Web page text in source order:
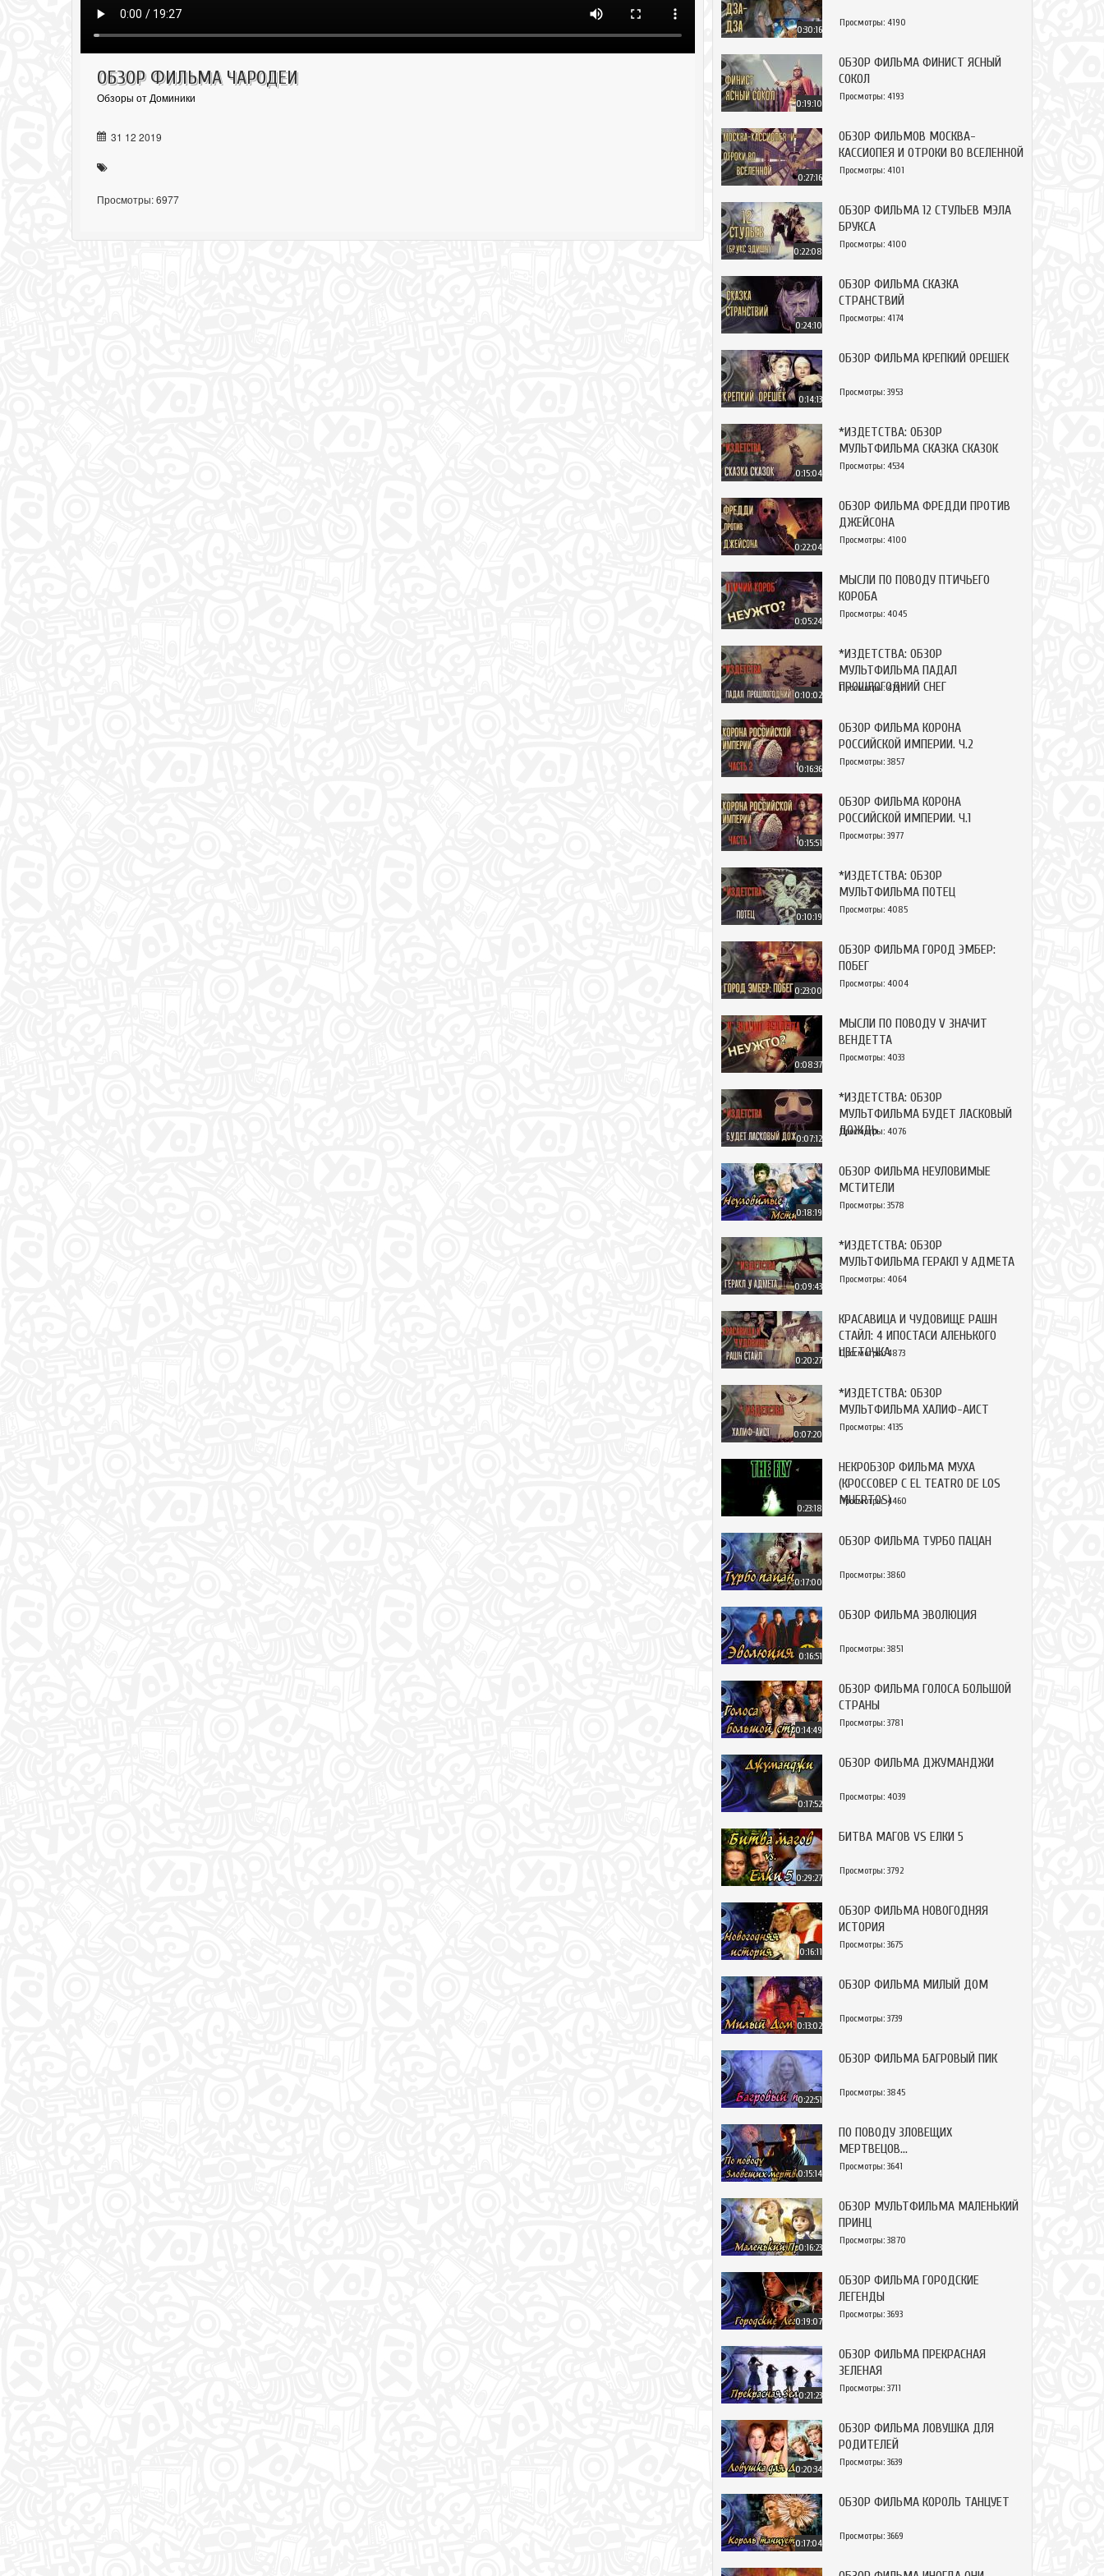
ОБЗОР ФИЛЬМА ЧАРОДЕИ
Обзоры от Доминики
31 12 2019
Просмотры: 6977
Просмотры: 4190
0:30:16
ОБЗОР ФИЛЬМА ФИНИСТ ЯСНЫЙ
СОКОЛ
Просмотры: 4193
0:19:10
ОБЗОР ФИЛЬМОВ МОСКВА-
КАССИОПЕЯ И ОТРОКИ ВО ВСЕЛЕННОЙ
Просмотры: 4101
0:27:16
ОБЗОР ФИЛЬМА 12 СТУЛЬЕВ МЭЛА
БРУКСА
Просмотры: 4100
0:22:08
ОБЗОР ФИЛЬМА СКАЗКА
СТРАНСТВИЙ
Просмотры: 4174
0:24:10
ОБЗОР ФИЛЬМА КРЕПКИЙ ОРЕШЕК
Просмотры: 3953
0:14:13
*ИЗДЕТСТВА: ОБЗОР
МУЛЬТФИЛЬМА СКАЗКА СКАЗОК
Просмотры: 4534
0:15:04
ОБЗОР ФИЛЬМА ФРЕДДИ ПРОТИВ
ДЖЕЙСОНА
Просмотры: 4100
0:22:04
МЫСЛИ ПО ПОВОДУ ПТИЧЬЕГО
КОРОБА
Просмотры: 4045
0:05:24
*ИЗДЕТСТВА: ОБЗОР
МУЛЬТФИЛЬМА ПАДАЛ
ПРОШЛОГОДНИЙ СНЕГ
Просмотры: 4197
0:10:02
ОБЗОР ФИЛЬМА КОРОНА
РОССИЙСКОЙ ИМПЕРИИ. Ч.2
Просмотры: 3857
0:16:36
ОБЗОР ФИЛЬМА КОРОНА
РОССИЙСКОЙ ИМПЕРИИ. Ч.1
Просмотры: 3977
0:15:51
*ИЗДЕТСТВА: ОБЗОР
МУЛЬТФИЛЬМА ПОТЕЦ
Просмотры: 4085
0:10:19
ОБЗОР ФИЛЬМА ГОРОД ЭМБЕР:
ПОБЕГ
Просмотры: 4004
0:23:00
МЫСЛИ ПО ПОВОДУ V ЗНАЧИТ
ВЕНДЕТТА
Просмотры: 4033
0:08:37
*ИЗДЕТСТВА: ОБЗОР
МУЛЬТФИЛЬМА БУДЕТ ЛАСКОВЫЙ
ДОЖДЬ
Просмотры: 4076
0:07:12
ОБЗОР ФИЛЬМА НЕУЛОВИМЫЕ
МСТИТЕЛИ
Просмотры: 3578
0:18:19
*ИЗДЕТСТВА: ОБЗОР
МУЛЬТФИЛЬМА ГЕРАКЛ У АДМЕТА
Просмотры: 4064
0:09:43
КРАСАВИЦА И ЧУДОВИЩЕ РАШН
СТАЙЛ: 4 ИПОСТАСИ АЛЕНЬКОГО
ЦВЕТОЧКА
Просмотры: 4873
0:20:27
*ИЗДЕТСТВА: ОБЗОР
МУЛЬТФИЛЬМА ХАЛИФ-АИСТ
Просмотры: 4135
0:07:20
НЕКРОБЗОР ФИЛЬМА МУХА
(КРОССОВЕР С EL TEATRO DE LOS
MUERTOS)
Просмотры: 4460
0:23:18
ОБЗОР ФИЛЬМА ТУРБО ПАЦАН
Просмотры: 3860
0:17:00
ОБЗОР ФИЛЬМА ЭВОЛЮЦИЯ
Просмотры: 3851
0:16:51
ОБЗОР ФИЛЬМА ГОЛОСА БОЛЬШОЙ
СТРАНЫ
Просмотры: 3781
0:14:49
ОБЗОР ФИЛЬМА ДЖУМАНДЖИ
Просмотры: 4039
0:17:52
БИТВА МАГОВ VS ЕЛКИ 5
Просмотры: 3792
0:29:27
ОБЗОР ФИЛЬМА НОВОГОДНЯЯ
ИСТОРИЯ
Просмотры: 3675
0:16:11
ОБЗОР ФИЛЬМА МИЛЫЙ ДОМ
Просмотры: 3739
0:13:02
ОБЗОР ФИЛЬМА БАГРОВЫЙ ПИК
Просмотры: 3845
0:22:51
ПО ПОВОДУ ЗЛОВЕЩИХ
МЕРТВЕЦОВ...
Просмотры: 3641
0:15:14
ОБЗОР МУЛЬТФИЛЬМА МАЛЕНЬКИЙ
ПРИНЦ
Просмотры: 3870
0:16:23
ОБЗОР ФИЛЬМА ГОРОДСКИЕ
ЛЕГЕНДЫ
Просмотры: 3693
0:19:07
ОБЗОР ФИЛЬМА ПРЕКРАСНАЯ
ЗЕЛЕНАЯ
Просмотры: 3711
0:21:23
ОБЗОР ФИЛЬМА ЛОВУШКА ДЛЯ
РОДИТЕЛЕЙ
Просмотры: 3639
0:20:34
ОБЗОР ФИЛЬМА КОРОЛЬ ТАНЦУЕТ
Просмотры: 3669
0:17:04